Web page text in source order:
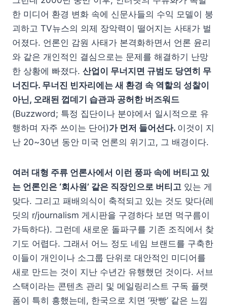
한 미디어 환경 변화 속에 신문사들의 수익 모델이 붕
괴하고 TV뉴스의 의제 장악력이 떨어지는 사태가 벌
어졌다. 언론인 감원 사태가 본격화하면서 언론 윤리
와 같은 개인적인 결심으로는 문제를 해결하기 난망
한 상황에 빠졌다. 산업이 무너지면 규범도 당연히 무
너진다. 무너진 빈자리에는 새 환경 속 역할의 성찰이
아닌, 오래된 껍데기 습관과 공허한 버즈워드
(Buzzword; 특정 집단이나 분야에서 일시적으로 유
행하며 자주 쓰이는 단어)가 먼저 들어선다. 이것이 지
난 20~30년 동안 미국 언론의 위기고, 그 배경이다.
여러 대형 주류 언론사에서 이런 풍파 속에 버티고 있
는 언론인은 ‘회사원’ 같은 직장인으로 버티고 있는 게
맞다. 그리고 패배의식이 축적되고 있는 것도 맞다(레
딧의 r/journalism 게시판을 구경하다 보면 먹구름이
가득하다). 그런데 새로운 돌파구를 기존 조직에서 찾
기도 어렵다. 그래서 어느 정도 네임 브랜드를 구축한
이들이 개인이나 소그룹 단위로 대안적인 미디어를
새로 만드는 것이 지난 수년간 유행했던 것이다. 서브
스택이라는 콘텐츠 관리 및 메일링리스트 구독 플랫
폼이 특히 흥했는데, 한국으로 치면 ‘팟빵’ 같은 느낌